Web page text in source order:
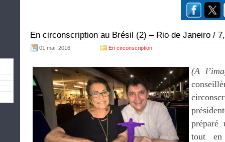
En circonscription au Brésil (2) – Rio de Janeiro /
01 mai, 2016 En circonscription
(A
préparé
tout en